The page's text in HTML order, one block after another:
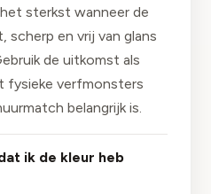
sterkst wanneer de
scherp en vrij van glans
de uitkomst als
fysieke verfmonsters
belangrijk is.
ik de kleur heb